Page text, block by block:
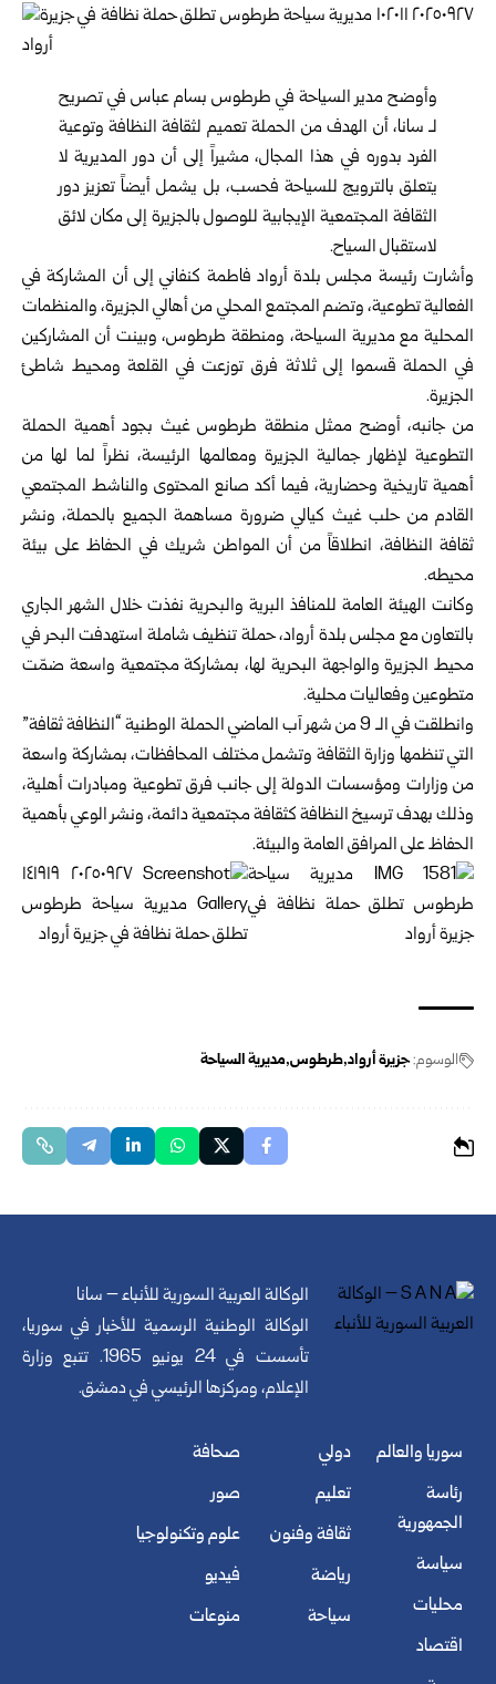
وأوضح مدير السياحة في طرطوس بسام عباس في تصريح
لـ سانا، أن الهدف من الحملة تعميم لثقافة النظافة وتوعية
الفرد بدوره في هذا المجال، مشيراً إلى أن دور المديرية لا
يتعلق بالترويج للسياحة فحسب، بل يشمل أيضاً تعزيز دور
الثقافة المجتمعية الإيجابية للوصول بالجزيرة إلى مكان لائق
لاستقبال السياح.
وأشارت رئيسة مجلس بلدة أرواد فاطمة كنفاني إلى أن المشاركة في
الفعالية تطوعية، وتضم المجتمع المحلي من أهالي الجزيرة، والمنظمات
المحلية مع مديرية السياحة، ومنطقة طرطوس، وبينت أن المشاركين
في الحملة قسموا إلى ثلاثة فرق توزعت في القلعة ومحيط شاطئ
الجزيرة.
من جانبه، أوضح ممثل منطقة طرطوس غيث بجود أهمية الحملة
التطوعية لإظهار جمالية الجزيرة ومعالمها الرئيسة، نظراً لما لها من
أهمية تاريخية وحضارية، فيما أكد صانع المحتوى والناشط المجتمعي
القادم من حلب غيث كيالي ضرورة مساهمة الجميع بالحملة، ونشر
ثقافة النظافة، انطلاقاً من أن المواطن شريك في الحفاظ على بيئة
محيطه.
وكانت الهيئة العامة للمنافذ البرية والبحرية نفذت خلال الشهر الجاري
بالتعاون مع مجلس بلدة أرواد، حملة تنظيف شاملة استهدفت البحر في
محيط الجزيرة والواجهة البحرية لها، بمشاركة مجتمعية واسعة ضمّت
متطوعين وفعاليات محلية.
وانطلقت في الـ 9 من شهر آب الماضي الحملة الوطنية “النظافة ثقافة”
التي تنظمها وزارة الثقافة وتشمل مختلف المحافظات، بمشاركة واسعة
من وزارات ومؤسسات الدولة إلى جانب فرق تطوعية ومبادرات أهلية،
وذلك بهدف ترسيخ النظافة كثقافة مجتمعية دائمة، ونشر الوعي بأهمية
الحفاظ على المرافق العامة والبيئة.
الوسوم:جزيرة أرواد طرطوس مديرية السياحة
الوكالة العربية السورية للأنباء – سانا
الوكالة الوطنية الرسمية للأخبار في سوريا،
تأسست في 24 يونيو 1965. تتبع وزارة
الإعلام، ومركزها الرئيسي في دمشق.
سوريا والعالم
رئاسة
الجمهورية
سياسة
محليات
اقتصاد
دولي
تعليم
ثقافة وفنون
رياضة
سياحة
صحافة
صور
علوم وتكنولوجيا
فيديو
منوعات